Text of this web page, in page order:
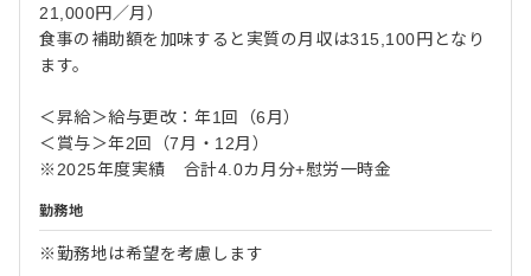
21,000円／月）
食事の補助額を加味すると実質の月収は315,100円となり
ます。
＜昇給＞給与更改：年1回（6月）
＜賞与＞年2回（7月・12月）
※2025年度実績 合計4.0カ月分+慰労一時金
勤務地
※勤務地は希望を考慮します